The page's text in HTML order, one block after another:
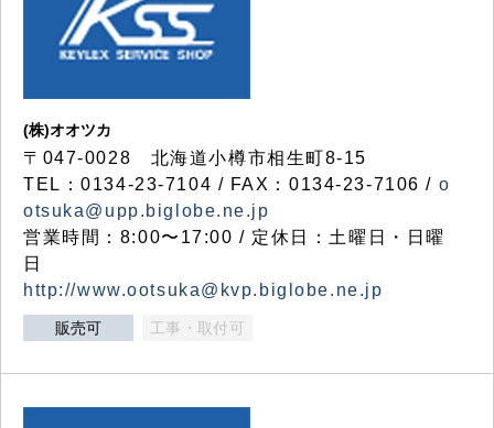
(株)オオツカ
〒047-0028 北海道小樽市相生町8-15
TEL：0134-23-7104 / FAX：0134-23-7106 / o
otsuka@upp.biglobe.ne.jp
営業時間：8:00〜17:00 / 定休日：土曜日・日曜
日
http://www.ootsuka@kvp.biglobe.ne.jp
販売可 工事・取付可